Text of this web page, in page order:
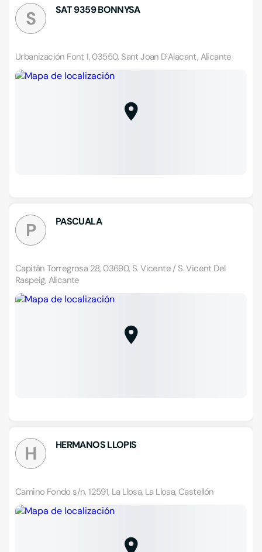
S SAT 9359 BONNYSA
Urbanización Font 1, 03550, Sant Joan D´Alacant, Alicante
P PASCUALA
Capitán Torregrosa 28, 03690, S. Vicente / S. Vicent Del
Raspeig, Alicante
H HERMANOS LLOPIS
Camino Fondo s/n, 12591, La Llosa, La Llosa, Castellón